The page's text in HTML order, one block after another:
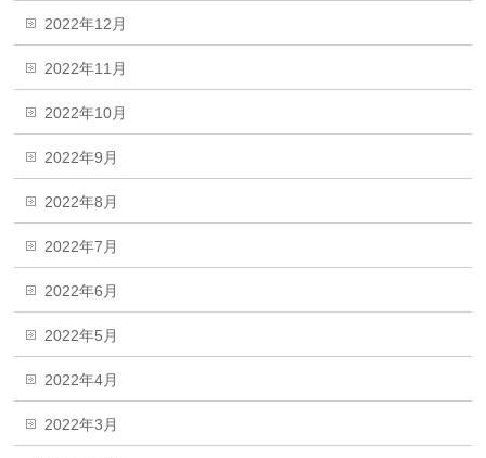
2022年12月
2022年11月
2022年10月
2022年9月
2022年8月
2022年7月
2022年6月
2022年5月
2022年4月
2022年3月